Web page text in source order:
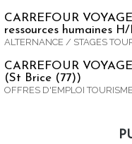
CARREFOUR
ressources humaines
ALTERNANCE / STAGES
CARREFOUR
(St Brice (77))
OFFRES D'EMPLOI TOURISME